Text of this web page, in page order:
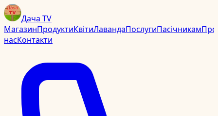
Дача TV
МагазинПродуктиКвітиЛавандаПослугиПасічникамПро
насКонтакти